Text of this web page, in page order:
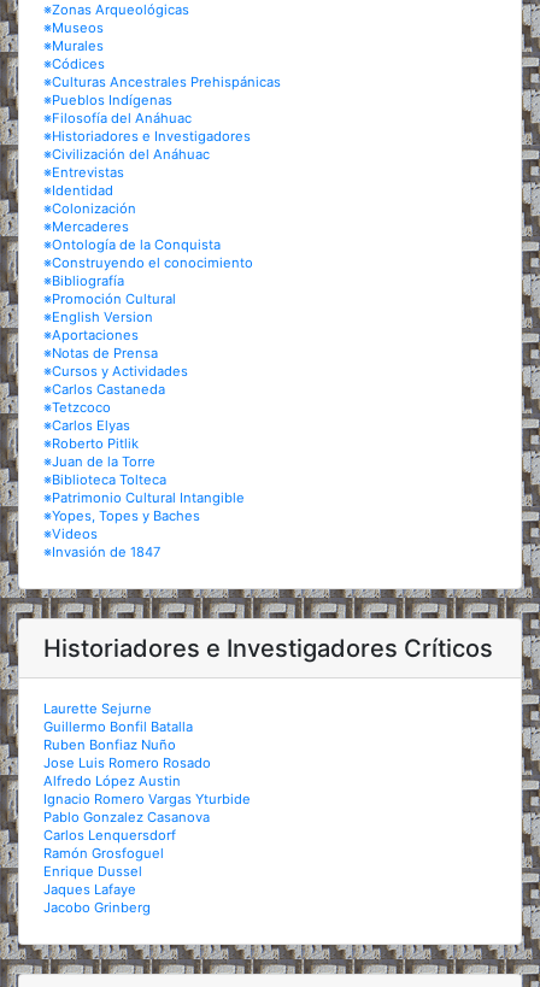
※Zonas Arqueológicas
※Museos
※Murales
※Códices
※Culturas Ancestrales Prehispánicas
※Pueblos Indígenas
※Filosofía del Anáhuac
※Historiadores e Investigadores
※Civilización del Anáhuac
※Entrevistas
※Identidad
※Colonización
※Mercaderes
※Ontología de la Conquista
※Construyendo el conocimiento
※Bibliografía
※Promoción Cultural
※English Version
※Aportaciones
※Notas de Prensa
※Cursos y Actividades
※Carlos Castaneda
※Tetzcoco
※Carlos Elyas
※Roberto Pitlik
※Juan de la Torre
※Biblioteca Tolteca
※Patrimonio Cultural Intangible
※Yopes, Topes y Baches
※Videos
※Invasión de 1847
Historiadores e Investigadores Críticos
Laurette Sejurne
Guillermo Bonfil Batalla
Ruben Bonfiaz Nuño
Jose Luis Romero Rosado
Alfredo López Austin
Ignacio Romero Vargas Yturbide
Pablo Gonzalez Casanova
Carlos Lenquersdorf
Ramón Grosfoguel
Enrique Dussel
Jaques Lafaye
Jacobo Grinberg